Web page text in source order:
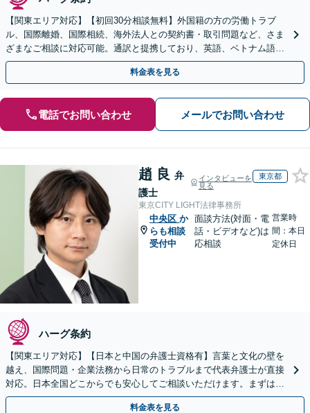
【関東エリア対応】【初回30分相談無料】外国籍の方の労働トラブ
ル、国際離婚、国際相続、海外法人との契約書・取引問題など、さま
ざまなご相談に対応可能。通訳と提携しており、英語、ベトナム語、
中国語、タイ語等対応可能です（通訳料別途）。
料金表を見る
電話でお問い合わせ メールでお問い合わせ
趙 良 弁
護士
インタビューを
見る
東京都
東京CITY LIGHT法律事務所
中央区 か
らも相談
受付中
面談方法(対面・電
話・ビデオなど)は
応相談
営業時
間：本日
定休日
ハーグ条約
【関東エリア対応】【日本と中国の弁護士資格有】言葉と文化の壁を
越え、国際問題・企業法務から日常のトラブルまで代表弁護士が直接
対応。日本全国どこからでも安心してご相談いただけます。まずは一
歩を踏み出してみませんか。【初回相談無料】
料金表を見る